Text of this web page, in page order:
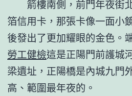
箭樓南側，前門年夜街
箔信用卡，那張卡像一面小
後發出了更加耀眼的金色。
勞工健檢這是正陽門前護城
梁遺址，正陽橋是內城九門
高、範圍最年夜的。